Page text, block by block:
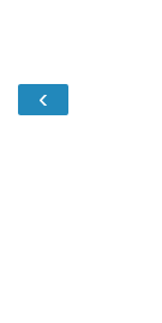
‹